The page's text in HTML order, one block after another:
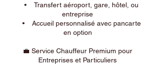
• Transfert aéroport, gare, hôtel, ou
entreprise
• Accueil personnalisé avec pancarte
en option
💼 Service Chauffeur Premium pour
Entreprises et Particuliers